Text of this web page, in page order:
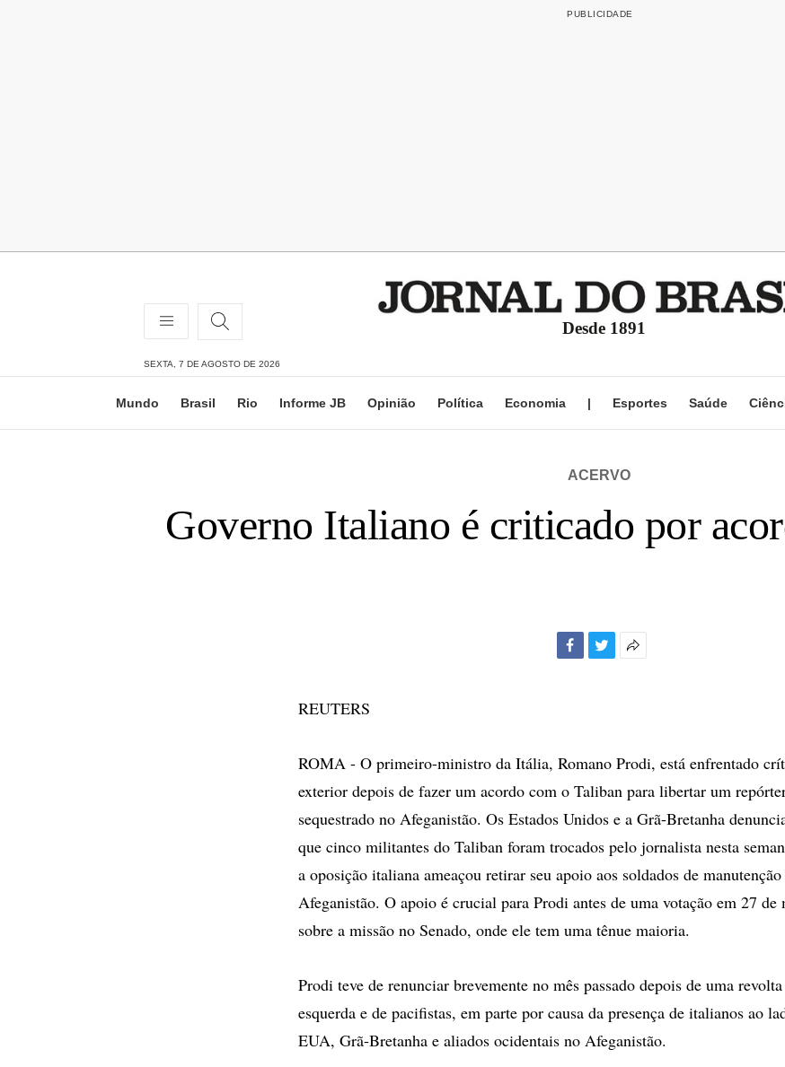
Desde 1891
SEXTA, 7 DE AGOSTO DE 2026
Mundo Brasil Rio Informe JB Opinião Política Economia | Esportes Saúde
ACERVO
Governo Italiano é criticado por
REUTERS
ROMA - O primeiro-ministro da Itália, Romano Prodi, está enfrentado
exterior depois de fazer um acordo com o Taliban para libertar um
sequestrado no Afeganistão. Os Estados Unidos e a Grã-Bretanha
que cinco militantes do Taliban foram trocados pelo jornalista nesta
a oposição italiana ameaçou retirar seu apoio aos soldados de
Afeganistão. O apoio é crucial para Prodi antes de uma votação em 27 de
sobre a missão no Senado, onde ele tem uma tênue maioria.
Prodi teve de renunciar brevemente no mês passado depois de uma
esquerda e de pacifistas, em parte por causa da presença de italianos ao
EUA, Grã-Bretanha e aliados ocidentais no Afeganistão.